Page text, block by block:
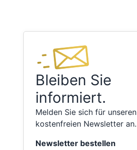
Bleiben Sie
informiert.
Melden Sie sich für unseren
kostenfreien Newsletter an.